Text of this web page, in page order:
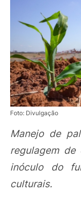
Foto: Divulgação
Manejo de
regulagem
inóculo do
culturais.